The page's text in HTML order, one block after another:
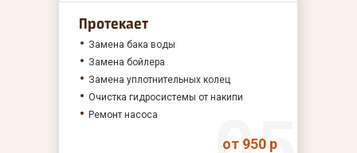
Протекает
Замена бака воды
Замена бойлера
Замена уплотнительных колец
Очистка гидросистемы от накипи
Ремонт насоса
от 950 р